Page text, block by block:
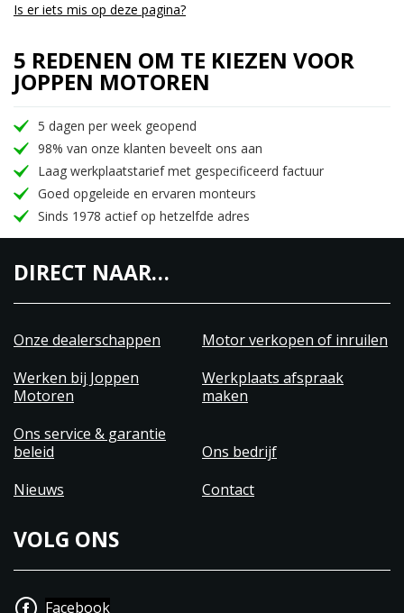
Is er iets mis op deze pagina?
5 REDENEN OM TE KIEZEN VOOR
JOPPEN MOTOREN
5 dagen per week geopend
98% van onze klanten beveelt ons aan
Laag werkplaatstarief met gespecificeerd factuur
Goed opgeleide en ervaren monteurs
Sinds 1978 actief op hetzelfde adres
DIRECT NAAR…
Onze dealerschappen
Motor verkopen of inruilen
Werken bij Joppen
Motoren
Werkplaats afspraak
maken
Ons service & garantie
beleid
Ons bedrijf
Nieuws
Contact
VOLG ONS
Facebook